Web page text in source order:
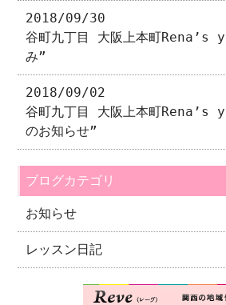
2018/09/30
谷町九丁目 大阪上本町Rena’s
み”
2018/09/02
谷町九丁目 大阪上本町Rena’s
のお知らせ”
ブログカテゴリ
お知らせ
レッスン日記